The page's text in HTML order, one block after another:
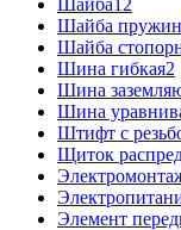
Шайба
Шайба
Шина гибкая2
Шина
Шина
Штифт с
Щиток
Элемент